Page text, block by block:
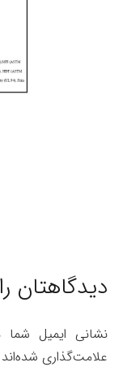
دیدگاهتان
نشانی ایمیل
علامت‌گذاری شده‌اند